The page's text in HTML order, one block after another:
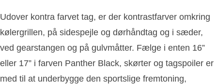
Udover kontra farvet tag, er der kontrastfarver omkring
kølergrillen, på sidespejle og dørhåndtag og i sæder,
ved gearstangen og på gulvmåtter. Fælge i enten 16”
eller 17” i farven Panther Black, skørter og tagspoiler er
med til at underbygge den sportslige fremtoning,